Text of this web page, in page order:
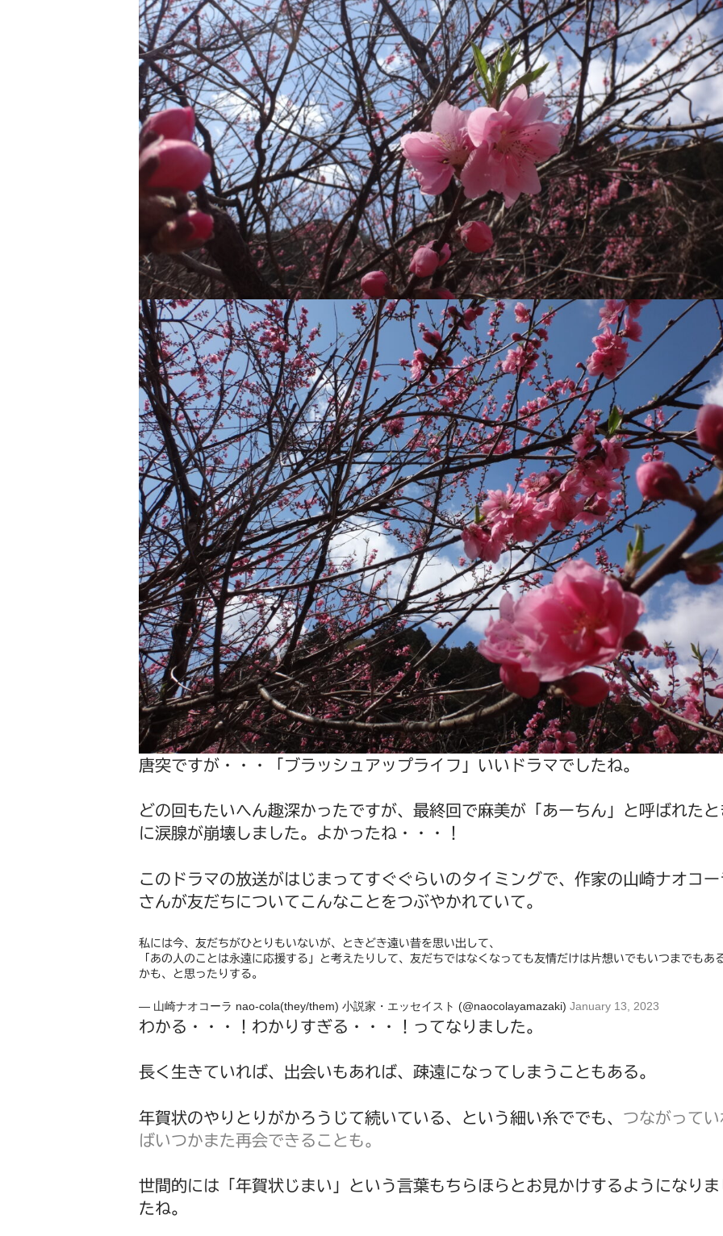
唐突ですが・・・「ブラッシュアップライフ」いいドラマでしたね。
どの回もたいへん趣深かったですが、最終回で麻美が「あーちん」と呼ばれたと
に涙腺が崩壊しました。よかったね・・・！
このドラマの放送がはじまってすぐぐらいのタイミングで、作家の山崎ナオコー
さんが友だちについてこんなことをつぶやかれていて。
私には今、友だちがひとりもいないが、ときどき遠い昔を思い出して、
「あの人のことは永遠に応援する」と考えたりして、友だちではなくなっても友情だけは片想いでもいつまでもあ
かも、と思ったりする。
— 山崎ナオコーラ nao-cola(they/them) 小説家・エッセイスト (@naocolayamazaki) January 13, 2023
わかる・・・！わかりすぎる・・・！ってなりました。
長く生きていれば、出会いもあれば、疎遠になってしまうこともある。
年賀状のやりとりがかろうじて続いている、という細い糸ででも、 つながってい
ばいつかまた再会できることも。
世間的には「年賀状じまい」という言葉もちらほらとお見かけするようになりま
たね。